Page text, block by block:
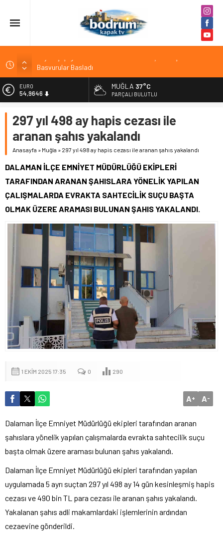
Başvurular Başladı
başlayınca yardım çağrısı yaptı
4 gündür kayıp şahıs serada ölü bulundu
Muğla’da EDS uygulaması 10 Ağustos’ta devreye giriyor
Burhan Eşer: “Genç ve dinamik bir takım oluşturmaya
çalışıyoruz”
EURO
54,9646
6.488,95
BİST
13.798,82
47,5939
MUĞLA 37°C
PARÇALI BULUTLU
297 yıl 498 ay hapis cezası ile
aranan şahıs yakalandı
Anasayfa » Muğla » 297 yıl 498 ay hapis cezası ile aranan şahıs yakalandı
DALAMAN İLÇE EMNİYET MÜDÜRLÜĞÜ EKİPLERİ
TARAFINDAN ARANAN ŞAHISLARA YÖNELİK YAPILAN
ÇALIŞMALARDA EVRAKTA SAHTECİLİK SUÇU BAŞTA
OLMAK ÜZERE ARAMASI BULUNAN ŞAHIS YAKALANDI.
1 EKIM 2025 17:35 0 290
A+ A-
Dalaman İlçe Emniyet Müdürlüğü ekipleri tarafından aranan
şahıslara yönelik yapılan çalışmalarda evrakta sahtecilik suçu
başta olmak üzere araması bulunan şahıs yakalandı.
Dalaman İlçe Emniyet Müdürlüğü ekipleri tarafından yapılan
uygulamada 5 ayrı suçtan 297 yıl 498 ay 14 gün kesinleşmiş hapis
cezası ve 490 bin TL para cezası ile aranan şahıs yakalandı.
Yakalanan şahıs adli makamlardaki işlemlerinin ardından
cezaevine gönderildi.